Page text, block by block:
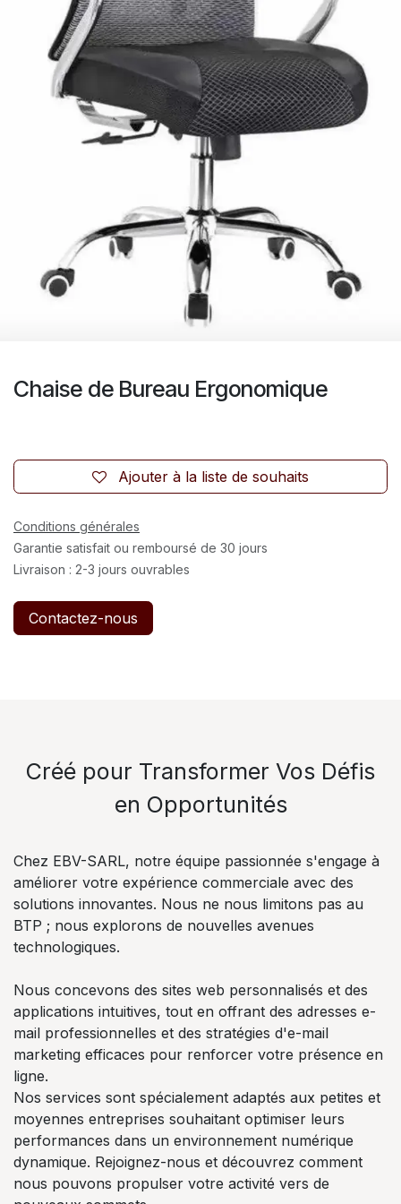
Chaise de Bureau Ergonomique
Ajouter à la liste de souhaits
Conditions générales
Garantie satisfait ou remboursé de 30 jours
Livraison : 2-3 jours ouvrables
Contactez-nous
Créé pour Transformer Vos Défis
en Opportunités
Chez EBV-SARL, notre équipe passionnée s'engage à
améliorer votre expérience commerciale avec des
solutions innovantes. Nous ne nous limitons pas au
BTP ; nous explorons de nouvelles avenues
technologiques.
Nous concevons des sites web personnalisés et des
applications intuitives, tout en offrant des adresses e-
mail professionnelles et des stratégies d'e-mail
marketing efficaces pour renforcer votre présence en
ligne.
Nos services sont spécialement adaptés aux petites et
moyennes entreprises souhaitant optimiser leurs
performances dans un environnement numérique
dynamique. Rejoignez-nous et découvrez comment
nous pouvons propulser votre activité vers de